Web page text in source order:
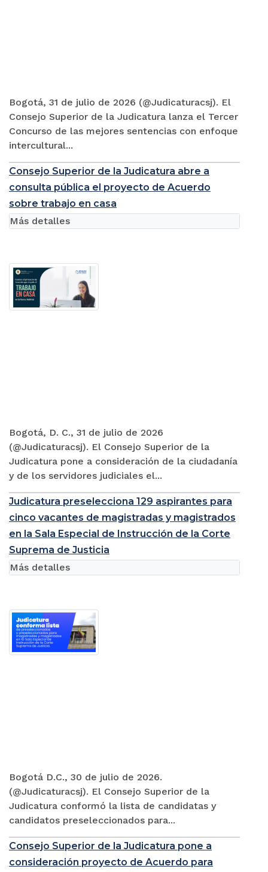
Bogotá, 31 de julio de 2026 (@Judicaturacsj). El
Consejo Superior de la Judicatura lanza el Tercer
Concurso de las mejores sentencias con enfoque
intercultural...
Consejo Superior de la Judicatura abre a
consulta pública el proyecto de Acuerdo
sobre trabajo en casa
Bogotá, D. C., 31 de julio de 2026
(@Judicaturacsj). El Consejo Superior de la
Judicatura pone a consideración de la ciudadanía
y de los servidores judiciales el...
Más detalles
Judicatura preselecciona 129 aspirantes para
cinco vacantes de magistradas y magistrados
en la Sala Especial de Instrucción de la Corte
Suprema de Justicia
Bogotá D.C., 30 de julio de 2026.
(@Judicaturacsj). El Consejo Superior de la
Judicatura conformó la lista de candidatas y
candidatos preseleccionados para...
Más detalles
Consejo Superior de la Judicatura pone a
consideración proyecto de Acuerdo para